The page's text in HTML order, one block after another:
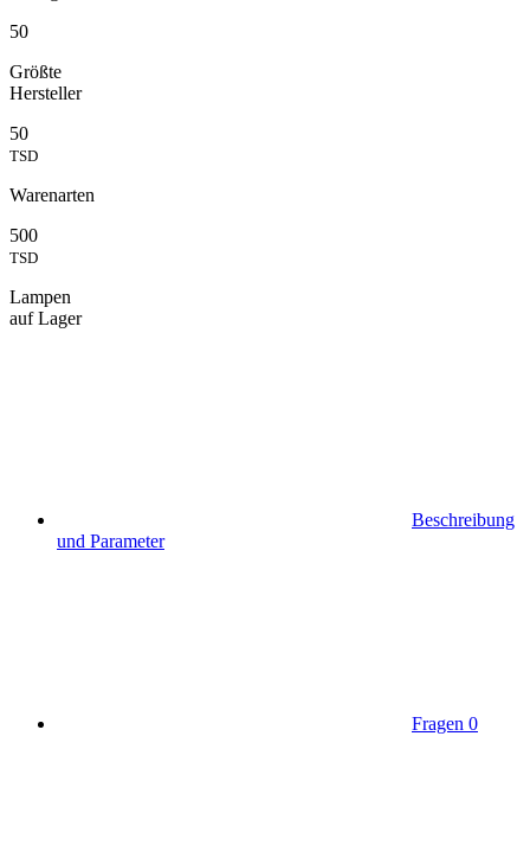
50
Größte
Hersteller
50
TSD
Warenarten
500
TSD
Lampen
auf Lager
Beschreibung
und Parameter
Fragen 0